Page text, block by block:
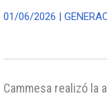
01/06/2026 |
Cammesa realizó la